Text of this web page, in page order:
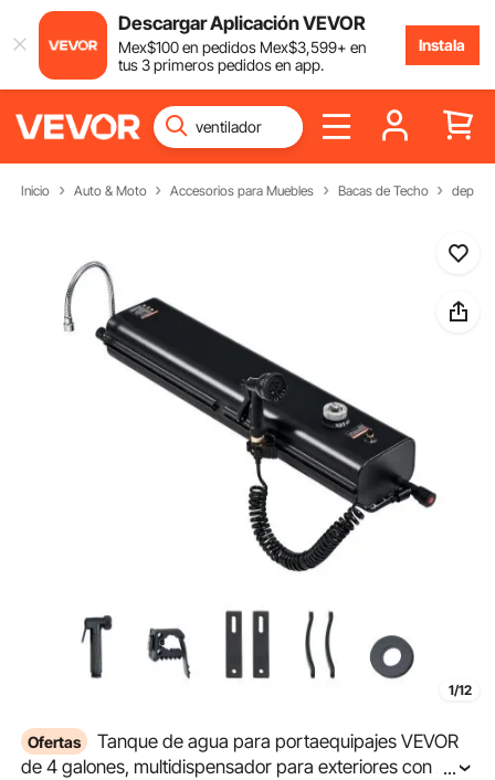
Descargar Aplicación VEVOR
Mex$100en pedidos Mex$3,599+ en
tus 3 primeros pedidos en app.
Instala
Inicio Auto & Moto Accesorios para Muebles Bacas de Techo
1/12
Ofertas
Tanque de agua para portaequipajes VEVOR
de 4 galones, multidispensador para exteriores con 2...